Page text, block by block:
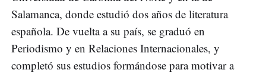
Salamanca, donde estudió dos años de literatura
española. De vuelta a su país, se graduó en
Periodismo y en Relaciones Internacionales, y
completó sus estudios formándose para motivar a